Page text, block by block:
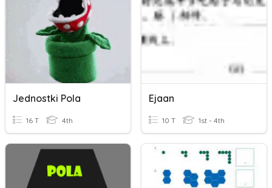
Jednostki Pola
16 T 4th
Ejaan
10 T 1st - 4th